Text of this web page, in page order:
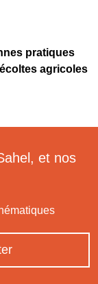
pratiques
agricoles
et nos